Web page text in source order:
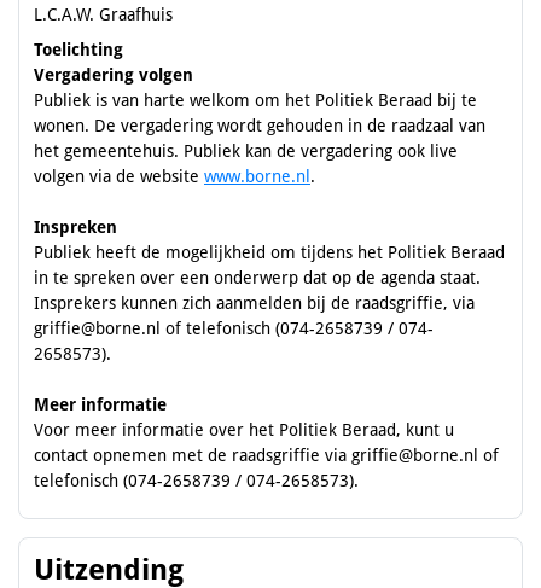
L.C.A.W. Graafhuis
Toelichting
Vergadering volgen
Publiek is van harte welkom om het Politiek Beraad bij te
wonen. De vergadering wordt gehouden in de raadzaal van
het gemeentehuis. Publiek kan de vergadering ook live
volgen via de website www.borne.nl .
Inspreken
Publiek heeft de mogelijkheid om tijdens het Politiek Beraad
in te spreken over een onderwerp dat op de agenda staat.
Insprekers kunnen zich aanmelden bij de raadsgriffie, via
griffie@borne.nl of telefonisch (074-2658739 / 074-
2658573).
Meer informatie
Voor meer informatie over het Politiek Beraad, kunt u
contact opnemen met de raadsgriffie via griffie@borne.nl of
telefonisch (074-2658739 / 074-2658573).
Uitzending